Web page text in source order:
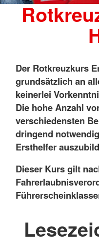
Der Rotkreuzkurs
grundsätzlich an
keinerlei
Die hohe Anzahl
verschiedensten
dringend
Ersthelfer
Dieser Kurs gilt